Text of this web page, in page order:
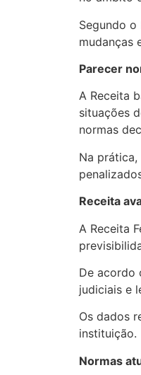
Segundo
mudanças
Parecer
A Receita
situações
normas
Na
Receita
A Receita
De acordo
judiciais e
Os dados
instituição.
Normas